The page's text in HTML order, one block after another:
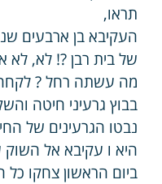
תראו,
העקיבא בן ארבעים
של בית רבן ?! לא, לא
מה עשתה רחל ?
בבוץ גרעיני חיטה
נבטו הגרעינים של
היא ו עקיבא אל
ביום הראשון צחקו כל